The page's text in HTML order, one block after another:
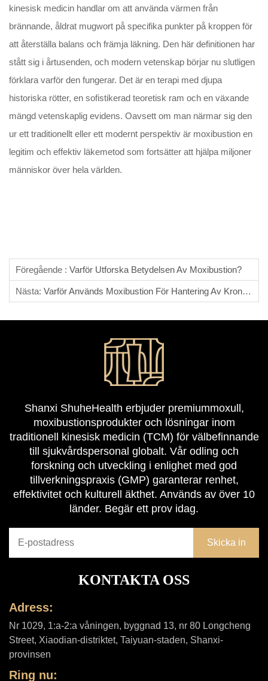
kinesisk medicin handlar om att använda värmen från
brännande, åldrat mugwort på specifika punkter på kroppen för
att återställa balans och främja läkning. Den här definitionen har
stått sig i årtusenden, och modern vetenskap börjar nu slutligen
förklara varför den fungerar. Det är en terapi med djupa
historiska rötter, en sofistikerad teoretisk ram och en växande
mängd vetenskaplig evidens. Oavsett om man närmar sig den
ur ett traditionellt eller ett modernt perspektiv är moxibustion en
legitim och effektiv läkemetod som fortsätter att hjälpa miljoner
människor över hela världen.
Föregående : Varför Utforska Betydelsen Av Moxibustion?
Nästa: Varför Används Moxibustion För Hantering Av Kronisk Smärta?
Shanxi ShuheHealth erbjuder premiummoxull,
moxibustionsprodukter och lösningar inom
traditionell kinesisk medicin (TCM) för välbefinnande
till sjukvårdspersonal globalt. Vår odling och
forskning och utveckling i enlighet med god
tillverkningspraxis (GMP) garanterar renhet,
effektivitet och kulturell äkthet. Används av över 10
länder. Begär ett prov idag.
KONTAKTA OSS
Adress:
Nr 1029, 1:a-2:a våningen, byggnad 13, nr 80 Longcheng
Street, Xiaodian-distriktet, Taiyuan-staden, Shanxi-
provinsen
Ring nu: